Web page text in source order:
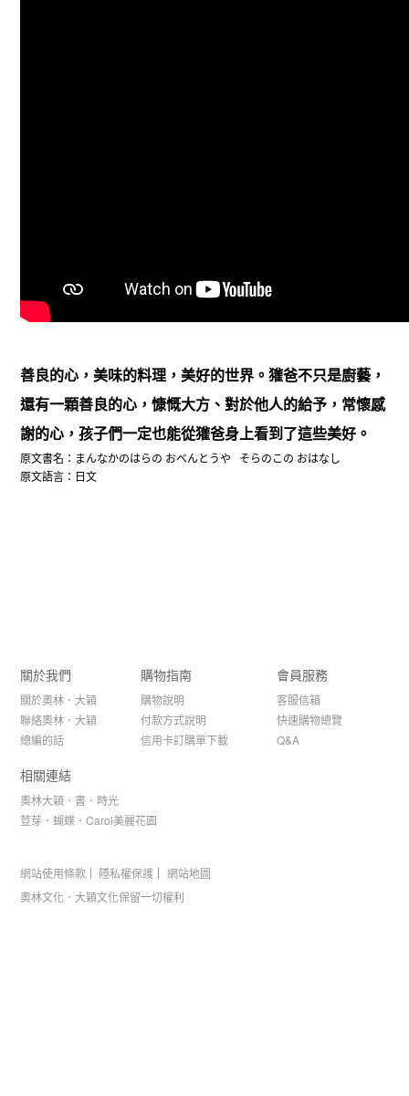
善良的心，美味的料理，美好的世界。獾爸不只是廚藝，
還有一顆善良的心，慷慨大方、對於他人的給予，常懷感
謝的心，孩子們一定也能從獾爸身上看到了這些美好。
原文書名：まんなかのはらの おべんとうや そらのこの おはなし
原文語言：日文
關於我們
關於奧林．大穎
聯絡奧林．大穎
總編的話
購物指南
購物說明
付款方式說明
信用卡訂購單下載
會員服務
客服信箱
快速購物總覽
Q&A
相關連結
奧林大穎．書．時光
荳芽．蝴蝶．Carol美麗花園
奧林文化．大穎文化保留一切權利
網站使用條款 隱私權保護 網站地圖